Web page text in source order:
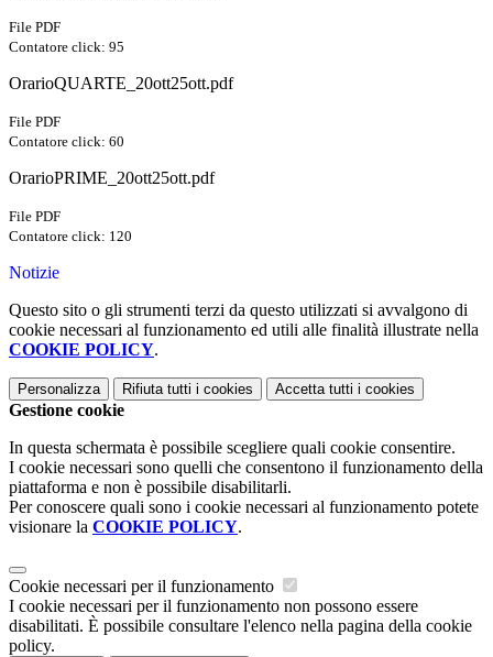
File PDF
Contatore click: 95
OrarioQUARTE_20ott25ott.pdf
File PDF
Contatore click: 60
OrarioPRIME_20ott25ott.pdf
File PDF
Contatore click: 120
Notizie
Questo sito o gli strumenti terzi da questo utilizzati si avvalgono di
cookie necessari al funzionamento ed utili alle finalità illustrate nella
COOKIE POLICY.
Personalizza Rifiuta tutti i cookies Accetta tutti i cookies
Gestione cookie
In questa schermata è possibile scegliere quali cookie consentire.
I cookie necessari sono quelli che consentono il funzionamento della
piattaforma e non è possibile disabilitarli.
Per conoscere quali sono i cookie necessari al funzionamento potete
visionare la COOKIE POLICY.
Cookie necessari per il funzionamento
I cookie necessari per il funzionamento non possono essere
disabilitati. È possibile consultare l'elenco nella pagina della cookie
policy.